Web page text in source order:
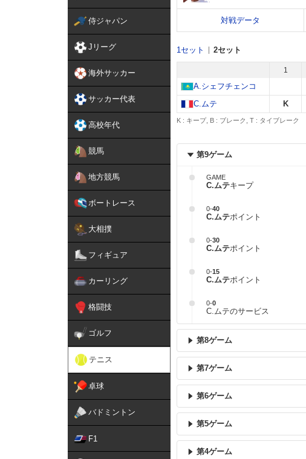
侍ジャパン
Jリーグ
海外サッカー
サッカー代表
高校年代
競馬
地方競馬
ボートレース
大相撲
フィギュア
カーリング
格闘技
ゴルフ
テニス
卓球
バドミントン
F1
対戦データ
1セット 2セット
1
A.シェフチェンコ
C.ムテ
K
K : キープ, B : ブレーク, T : タイブレーク
第9ゲーム
GAME
C.ムテキープ
0-40
C.ムテポイント
0-30
C.ムテポイント
0-15
C.ムテポイント
0-0
C.ムテのサービス
第8ゲーム
第7ゲーム
第6ゲーム
第5ゲーム
第4ゲーム